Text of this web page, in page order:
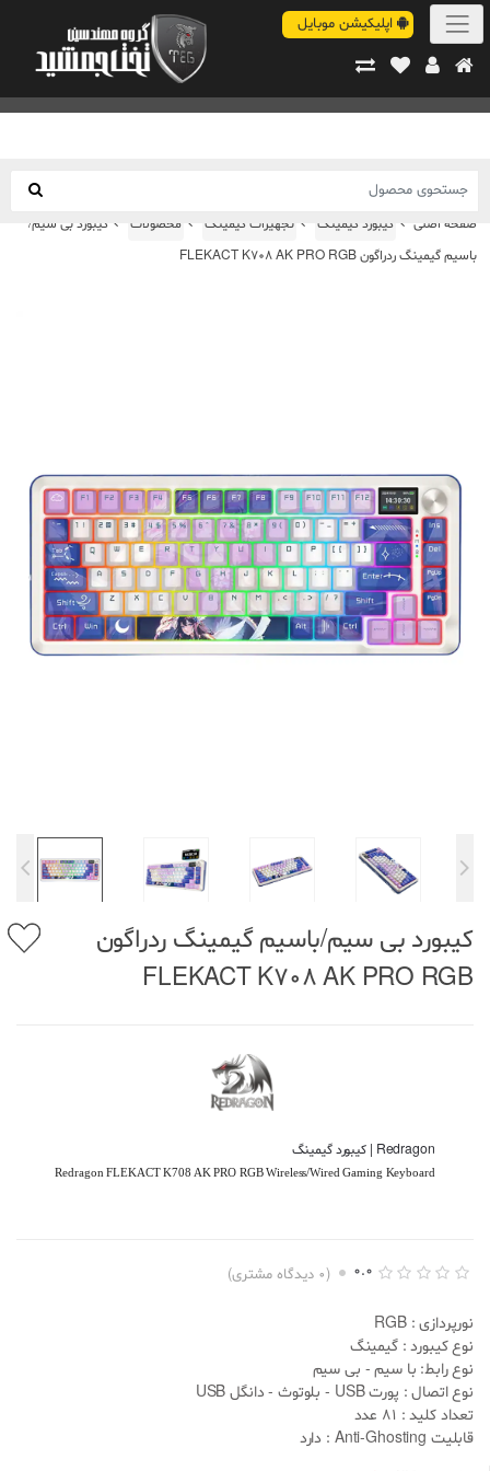
اپلیکیشن موبایل
صفحه اصلی محصولات تجهیزات گیمینگ کیبورد گیمینگ
کیبورد بی سیم/
باسیم گیمینگ ردراگون FLEKACT K708 AK PRO RGB
کیبورد بی سیم/باسیم گیمینگ ردراگون
FLEKACT K708 AK PRO RGB
Redragon | کیبورد گیمینگ
Redragon FLEKACT K708 AK PRO RGB Wireless/Wired Gaming Keyboard
ت
ی
ا
ز
د
ه
ی
0
0.0
(
0 دیدگاه مشتری)
نورپردازی : RGB
نوع کیبورد : گیمینگ
نوع رابط: با سیم - بی سیم
نوع اتصال : پورت USB - بلوتوث - دانگل USB
تعداد کلید : 81 عدد
قابلیت Anti-Ghosting : دارد